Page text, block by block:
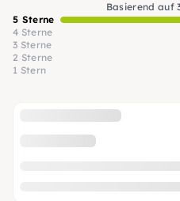
Basierend auf
5 Sterne
4 Sterne
3 Sterne
2 Sterne
1 Stern